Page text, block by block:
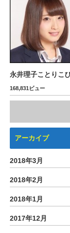
永井理子ことりこ
168,831ビュー
アーカイブ
2018年3月
2018年2月
2018年1月
2017年12月